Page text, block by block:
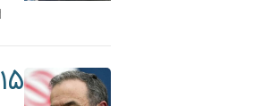
۱۵